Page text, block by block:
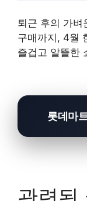
퇴근 후의 가벼
구매까지, 4월
즐겁고 알뜰한
롯데마
관련된